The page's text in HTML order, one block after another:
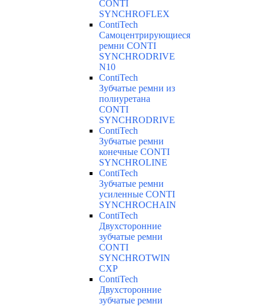
CONTI
SYNCHROFLEX
ContiTech
Самоцентрирующиеся
ремни CONTI
SYNCHRODRIVE
N10
ContiTech
Зубчатые ремни из
полиуретана
CONTI
SYNCHRODRIVE
ContiTech
Зубчатые ремни
конечные CONTI
SYNCHROLINE
ContiTech
Зубчатые ремни
усиленные CONTI
SYNCHROCHAIN
ContiTech
Двухсторонние
зубчатые ремни
CONTI
SYNCHROTWIN
CXP
ContiTech
Двухсторонние
зубчатые ремни